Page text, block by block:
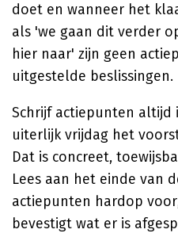
doet en wanneer het
als 'we gaan dit verder
hier naar' zijn geen
uitgestelde beslissingen.
Schrijf actiepunten altijd
uiterlijk vrijdag het
Dat is concreet,
Lees aan het einde van
actiepunten hardop
bevestigt wat er is